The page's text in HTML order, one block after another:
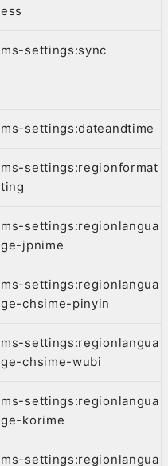
ess
ms-settings:sync
ms-settings:dateandtime
ms-settings:regionformat
ting
ms-settings:regionlangua
ge-jpnime
ms-settings:regionlangua
ge-chsime-pinyin
ms-settings:regionlangua
ge-chsime-wubi
ms-settings:regionlangua
ge-korime
ms-settings:regionlangua